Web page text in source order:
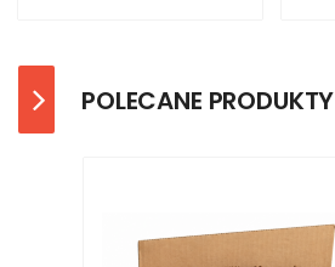
POLECANE PRODUKTY